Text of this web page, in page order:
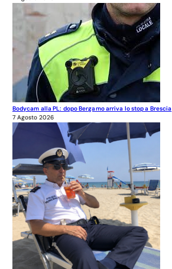
Bodycam alla PL: dopo Bergamo arriva lo stop a Brescia
7 Agosto 2026